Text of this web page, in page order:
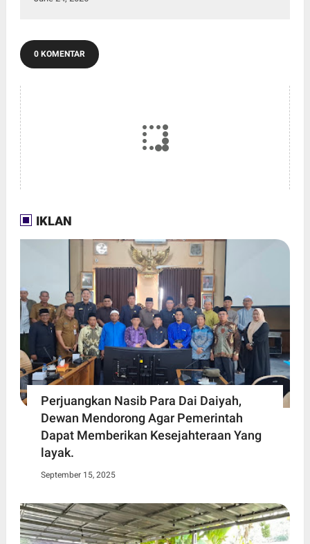
0 KOMENTAR
IKLAN
Perjuangkan Nasib Para Dai Daiyah,
Dewan Mendorong Agar Pemerintah
Dapat Memberikan Kesejahteraan Yang
layak.
September 15, 2025